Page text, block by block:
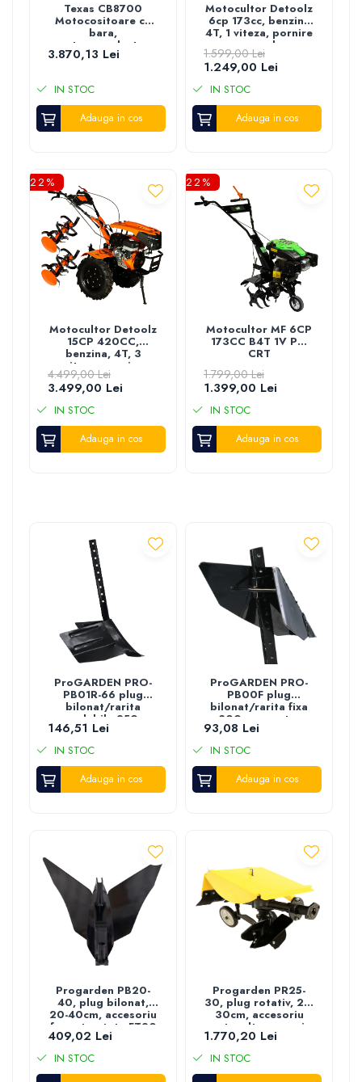
Texas CB8700
Motocositoare cu
bara,
autopropulsata,
3.4CP, 87cm
3.870,13 Lei
IN STOC
Adauga in cos
Motocultor Detoolz
6cp 173cc, benzina
4T, 1 viteza, pornire
manuala
1.599,00 Lei
1.249,00 Lei
IN STOC
Adauga in cos
-22%
Motocultor Detoolz
15CP 420CC,
benzina, 4T, 3
viteze, pornire
manuala, cu roti
4.499,00 Lei
3.499,00 Lei
IN STOC
Adauga in cos
-22%
Motocultor MF 6CP
173CC B4T 1V PM
CRT
1.799,00 Lei
1.399,00 Lei
IN STOC
Adauga in cos
ProGARDEN PRO-
PB01R-66 plug
bilonat/rarita
reglabila 250-
400mm pentru
motocultor, tija
66cm
146,51 Lei
IN STOC
Adauga in cos
ProGARDEN PRO-
PB00F plug
bilonat/rarita fixa
300mm pentru
motocultor
93,08 Lei
IN STOC
Adauga in cos
Progarden PB20-
40, plug bilonat,
20-40cm, accesoriu
freza tractata FT90
409,02 Lei
IN STOC
Progarden PR25-
30, plug rotativ, 25-
30cm, accesoriu
motocultoare seria
Campo U
1.770,20 Lei
IN STOC